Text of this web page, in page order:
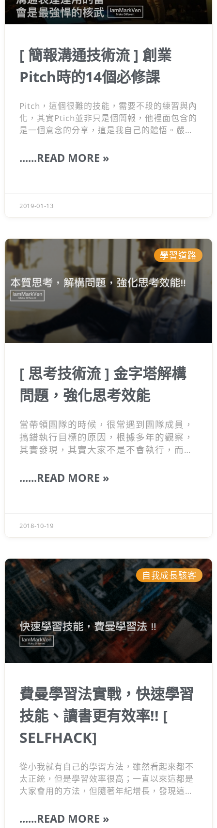
[ 簡報溝通技術流 ] 創業
Pitch時的14個必修課
Pitch，這個很難的技能，需要不段的練習與內
化，其實Ptich並非只是個簡報，他裡面包含的
是一個意念的分享，這是我自己的體悟。嚴格
的商業分享給人家聽的時候，其實這都是個技
......READ MORE »
2019-01-13
學習道路
[ 思考技術流 ] 金字塔解構
問題，強化思考效能
當帶領團隊的時候，很常遇到團隊成員，
搞錯執行目標的原因，根據多年的觀察，
其實發現，其實大家不是不會執行，而是
此希望分享『本質思考
......READ MORE »
2018-10-19
自我成長駭客
費曼學習法實戰，快速學習
技能、讀書更有效率!! [
SELFHACK]
從小我就有自己的學習方法，雖然看起來都不
太正統，但是學習效率很高；一直以來這都是
大家會用的方法，但隨著年紀增長，發現這是
自己的學習方法，終於找到了一個跟我類似的
......READ MORE »